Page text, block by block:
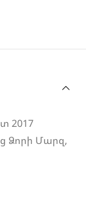
2017
Ձորի Մարզ,